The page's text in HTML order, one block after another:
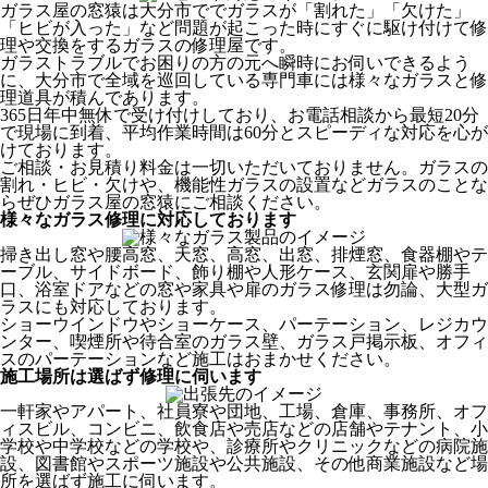
ガラス屋の窓猿は大分市ででガラスが「割れた」「欠けた」
「ヒビが入った」など問題が起こった時にすぐに駆け付けて修
理や交換をするガラスの修理屋です。
ガラストラブルでお困りの方の元へ瞬時にお伺いできるよう
に、大分市で全域を巡回している専門車には様々なガラスと修
理道具が積んであります。
365日年中無休で受け付けしており、お電話相談から最短20分
で現場に到着、平均作業時間は60分とスピーディな対応を心が
けております。
ご相談・お見積り料金は一切いただいておりません。ガラスの
割れ・ヒビ・欠けや、機能性ガラスの設置などガラスのことな
らぜひガラス屋の窓猿にご相談ください。
様々なガラス修理に対応しております
掃き出し窓や腰高窓、天窓、高窓、出窓、排煙窓、食器棚やテ
ーブル、サイドボード、飾り棚や人形ケース、玄関扉や勝手
口、浴室ドアなどの窓や家具や扉のガラス修理は勿論、大型ガ
ラスにも対応しております。
ショーウインドウやショーケース、パーテーション、レジカウ
ンター、喫煙所や待合室のガラス壁、ガラス戸掲示板、オフィ
スのパーテーションなど施工はおまかせください。
施工場所は選ばず修理に伺います
一軒家やアパート、社員寮や団地、工場、倉庫、事務所、オフ
ィスビル、コンビニ、飲食店や売店などの店舗やテナント、小
学校や中学校などの学校や、診療所やクリニックなどの病院施
設、図書館やスポーツ施設や公共施設、その他商業施設など場
所を選ばず施工に伺います。